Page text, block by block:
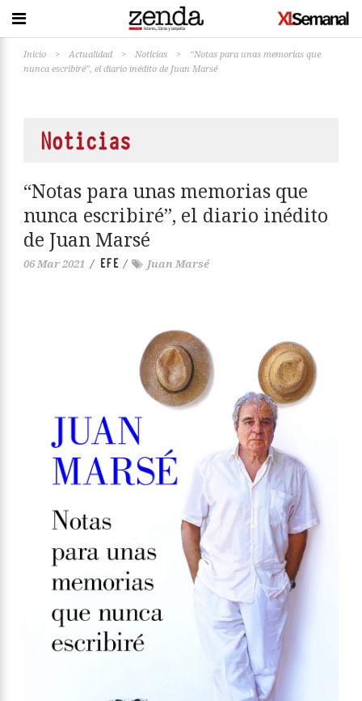
Inicio > Actualidad > Noticias >
“Notas para unas memorias que
nunca escribiré”, el diario inédito de Juan Marsé
Noticias
“Notas para unas memorias que
nunca escribiré”, el diario inédito
de Juan Marsé
06 Mar 2021 / EFE / Juan Marsé